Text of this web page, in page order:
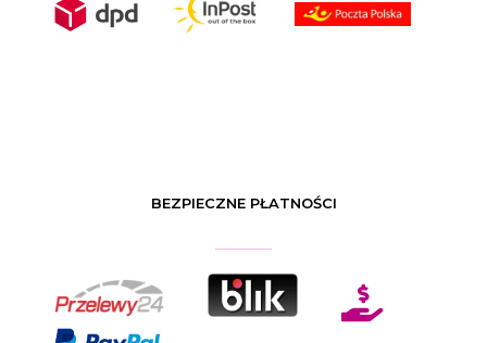
BEZPIECZNE PŁATNOŚCI
